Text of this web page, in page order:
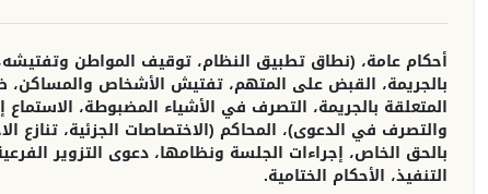
أحكام عامة، (نطاق تطبيق النظام، توقيف المواطن
بالجريمة، القبض على المتهم، تفتيش الأشخاص والمساكن،
المتعلقة بالجريمة، التصرف في الأشياء المضبوطة،
والتصرف في الدعوى)، المحاكم (الاختصاصات الجزئية،
بالحق الخاص، إجراءات الجلسة ونظامها، دعوى التزوير
التنفيذ، الأحكام الختامية.